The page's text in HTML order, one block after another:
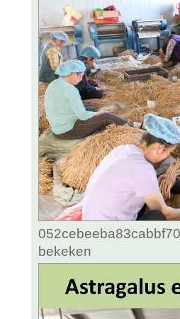
bekeken